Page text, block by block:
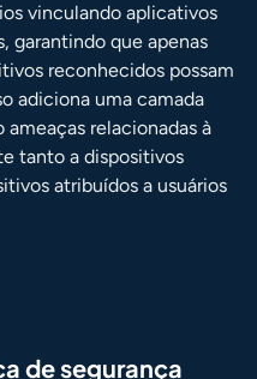
vinculando aplicativos
garantindo que apenas
reconhecidos possam
adiciona uma camada
relacionadas à
tanto a dispositivos
atribuídos a usuários
de segurança